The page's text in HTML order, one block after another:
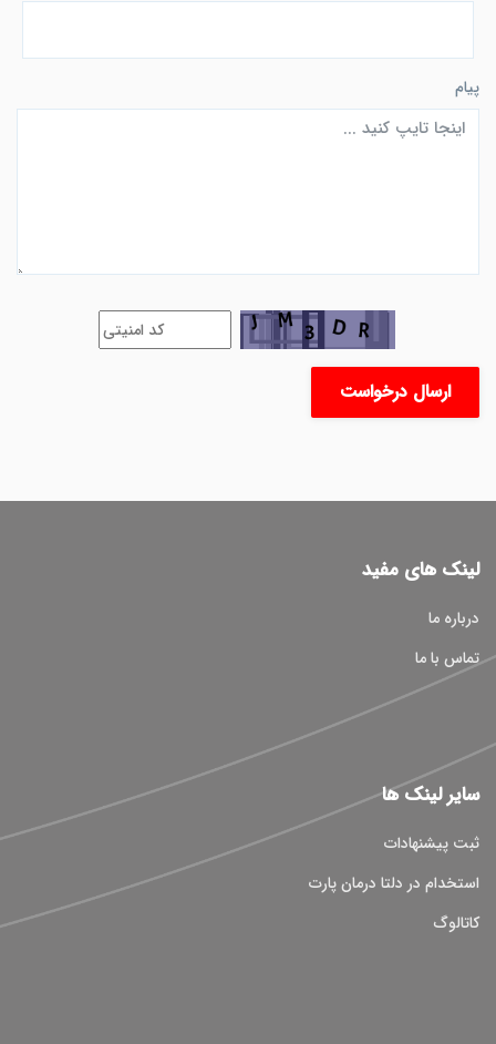
پیام
ارسال درخواست
لینک های مفید
درباره ما
تماس با ما
سایر لینک ها
ثبت پیشنهادات
استخدام در دلتا درمان پارت
کاتالوگ